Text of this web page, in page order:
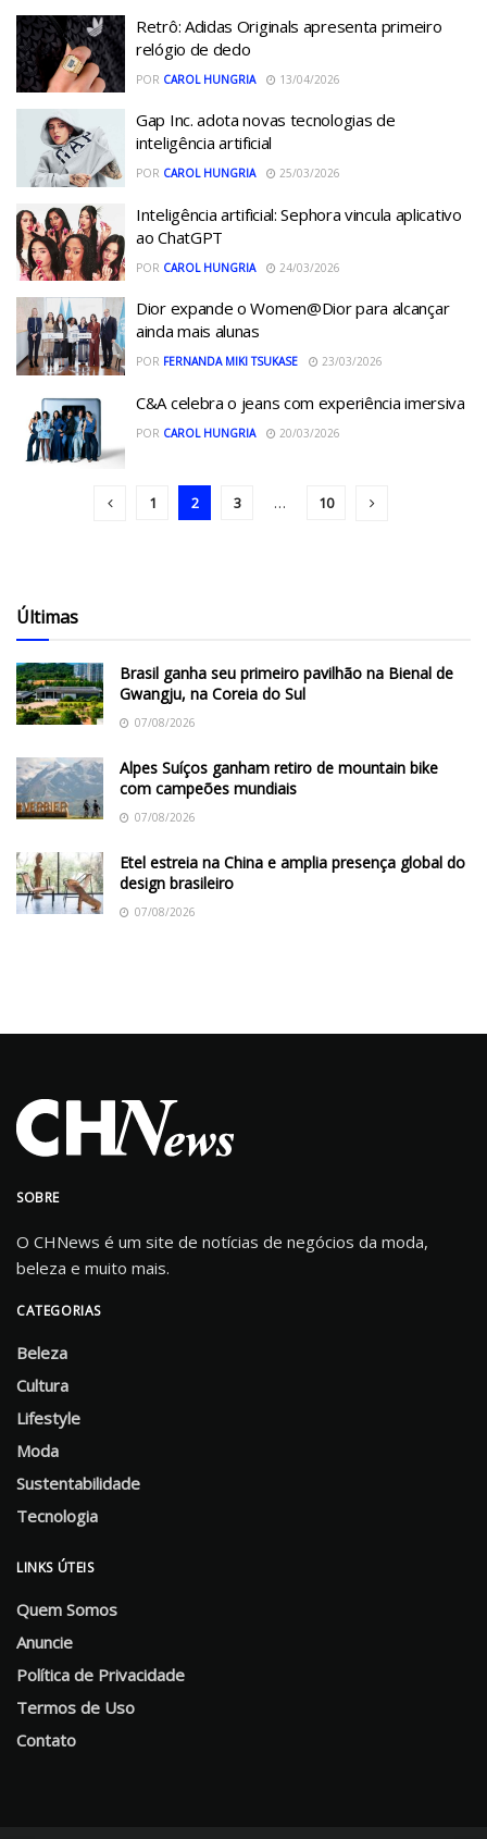
Retrô: Adidas Originals apresenta primeiro
relógio de dedo
POR CAROL HUNGRIA 13/04/2026
Gap Inc. adota novas tecnologias de
inteligência artificial
POR CAROL HUNGRIA 25/03/2026
Inteligência artificial: Sephora vincula aplicativo
ao ChatGPT
POR CAROL HUNGRIA 24/03/2026
Dior expande o Women@Dior para alcançar
ainda mais alunas
POR FERNANDA MIKI TSUKASE 23/03/2026
C&A celebra o jeans com experiência imersiva
POR CAROL HUNGRIA 20/03/2026
1 2 3 … 10
Últimas
Brasil ganha seu primeiro pavilhão na Bienal de
Gwangju, na Coreia do Sul
07/08/2026
Alpes Suíços ganham retiro de mountain bike
com campeões mundiais
07/08/2026
Etel estreia na China e amplia presença global do
design brasileiro
07/08/2026
SOBRE
O CHNews é um site de notícias de negócios da moda,
beleza e muito mais.
CATEGORIAS
Beleza
Cultura
Lifestyle
Moda
Sustentabilidade
Tecnologia
LINKS ÚTEIS
Quem Somos
Anuncie
Política de Privacidade
Termos de Uso
Contato